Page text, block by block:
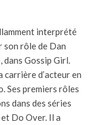
interprété
son rôle de Dan
dans Gossip Girl.
carrière d’acteur en
Ses premiers rôles
dans des séries
et Do Over. Il a